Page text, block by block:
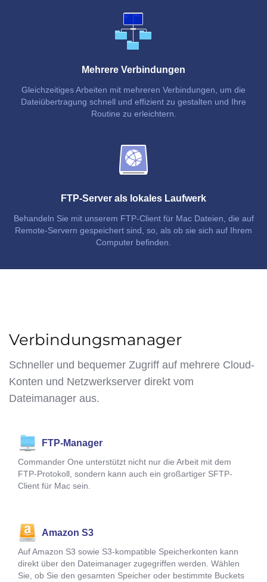
Mehrere Verbindungen
Gleichzeitiges Arbeiten mit mehreren Verbindungen, um die
Dateiübertragung schnell und effizient zu gestalten und Ihre
Routine zu erleichtern.
FTP-Server als lokales Laufwerk
Behandeln Sie mit unserem FTP-Client für Mac Dateien, die auf
Remote-Servern gespeichert sind, so, als ob sie sich auf Ihrem
Computer befinden.
Verbindungsmanager
Schneller und bequemer Zugriff auf mehrere Cloud-
Konten und Netzwerkserver direkt vom
Dateimanager aus.
FTP-Manager
Commander One unterstützt nicht nur die Arbeit mit dem
FTP-Protokoll, sondern kann auch ein großartiger SFTP-
Client für Mac sein.
Amazon S3
Auf Amazon S3 sowie S3-kompatible Speicherkonten kann
direkt über den Dateimanager zugegriffen werden. Wählen
Sie, ob Sie den gesamten Speicher oder bestimmte Buckets